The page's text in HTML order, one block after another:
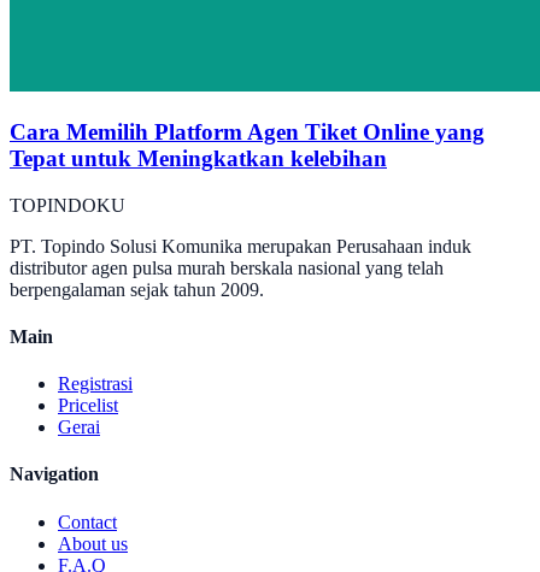
Cara Memilih Platform Agen Tiket Online yang
Tepat untuk Meningkatkan kelebihan
TOPINDOKU
PT. Topindo Solusi Komunika merupakan Perusahaan induk
distributor agen pulsa murah berskala nasional yang telah
berpengalaman sejak tahun 2009.
Main
Registrasi
Pricelist
Gerai
Navigation
Contact
About us
F.A.Q